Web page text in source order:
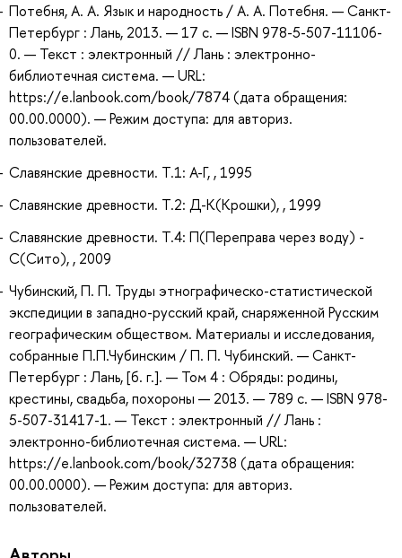
Потебня, А. А. Язык и народность / А. А. Потебня. — Санкт-
Петербург : Лань, 2013. — 17 с. — ISBN 978-5-507-11106-
0. — Текст : электронный // Лань : электронно-
библиотечная система. — URL:
https://e.lanbook.com/book/7874 (дата обращения:
00.00.0000). — Режим доступа: для авториз.
пользователей.
Славянские древности. Т.1: А-Г, , 1995
Славянские древности. Т.2: Д-К(Крошки), , 1999
Славянские древности. Т.4: П(Переправа через воду) -
С(Сито), , 2009
Чубинский, П. П. Труды этнографическо-статистической
экспедиции в западно-русский край, снаряженной Русским
географическим обществом. Материалы и исследования,
собранные П.П.Чубинским / П. П. Чубинский. — Санкт-
Петербург : Лань, [б. г.]. — Том 4 : Обряды: родины,
крестины, свадьба, похороны — 2013. — 789 с. — ISBN 978-
5-507-31417-1. — Текст : электронный // Лань :
электронно-библиотечная система. — URL:
https://e.lanbook.com/book/32738 (дата обращения:
00.00.0000). — Режим доступа: для авториз.
пользователей.